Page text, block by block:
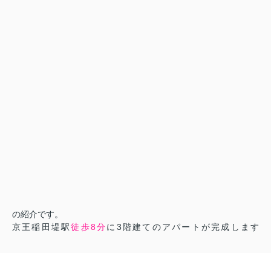
の紹介です。
京王稲田堤駅徒歩8分に3階建てのアパートが完成します